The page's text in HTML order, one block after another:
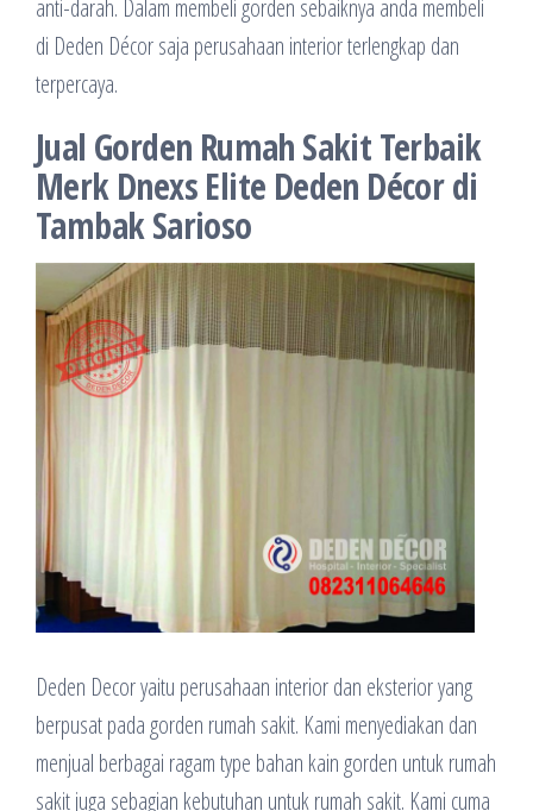
anti-darah. Dalam membeli gorden sebaiknya anda membeli
di Deden Décor saja perusahaan interior terlengkap dan
terpercaya.
Jual Gorden Rumah Sakit Terbaik
Merk Dnexs Elite Deden Décor di
Tambak Sarioso
Deden Decor yaitu perusahaan interior dan eksterior yang
berpusat pada gorden rumah sakit. Kami menyediakan dan
menjual berbagai ragam type bahan kain gorden untuk rumah
sakit juga sebagian kebutuhan untuk rumah sakit. Kami cuma